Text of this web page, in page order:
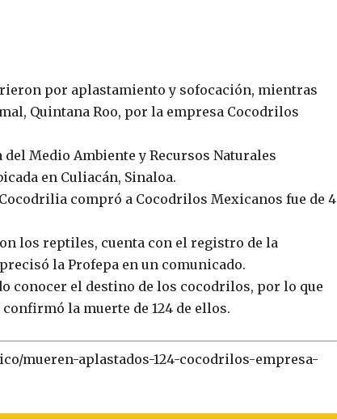
por aplastamiento y sofocación, mientras
Quintana Roo, por la empresa Cocodrilos
del Medio Ambiente y Recursos Naturales
en Culiacán, Sinaloa.
compró a Cocodrilos Mexicanos fue de 4
los reptiles, cuenta con el registro de la
precisó la Profepa en un comunicado.
conocer el destino de los cocodrilos, por lo que
la muerte de 124 de ellos.
mueren-aplastados-124-cocodrilos-empresa-